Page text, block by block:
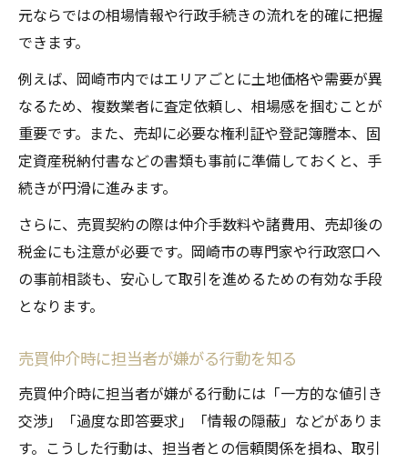
元ならではの相場情報や行政手続きの流れを的確に把握
できます。
例えば、岡崎市内ではエリアごとに土地価格や需要が異
なるため、複数業者に査定依頼し、相場感を掴むことが
重要です。また、売却に必要な権利証や登記簿謄本、固
定資産税納付書などの書類も事前に準備しておくと、手
続きが円滑に進みます。
さらに、売買契約の際は仲介手数料や諸費用、売却後の
税金にも注意が必要です。岡崎市の専門家や行政窓口へ
の事前相談も、安心して取引を進めるための有効な手段
となります。
売買仲介時に担当者が嫌がる行動を知る
売買仲介時に担当者が嫌がる行動には「一方的な値引き
交渉」「過度な即答要求」「情報の隠蔽」などがありま
す。こうした行動は、担当者との信頼関係を損ね、取引